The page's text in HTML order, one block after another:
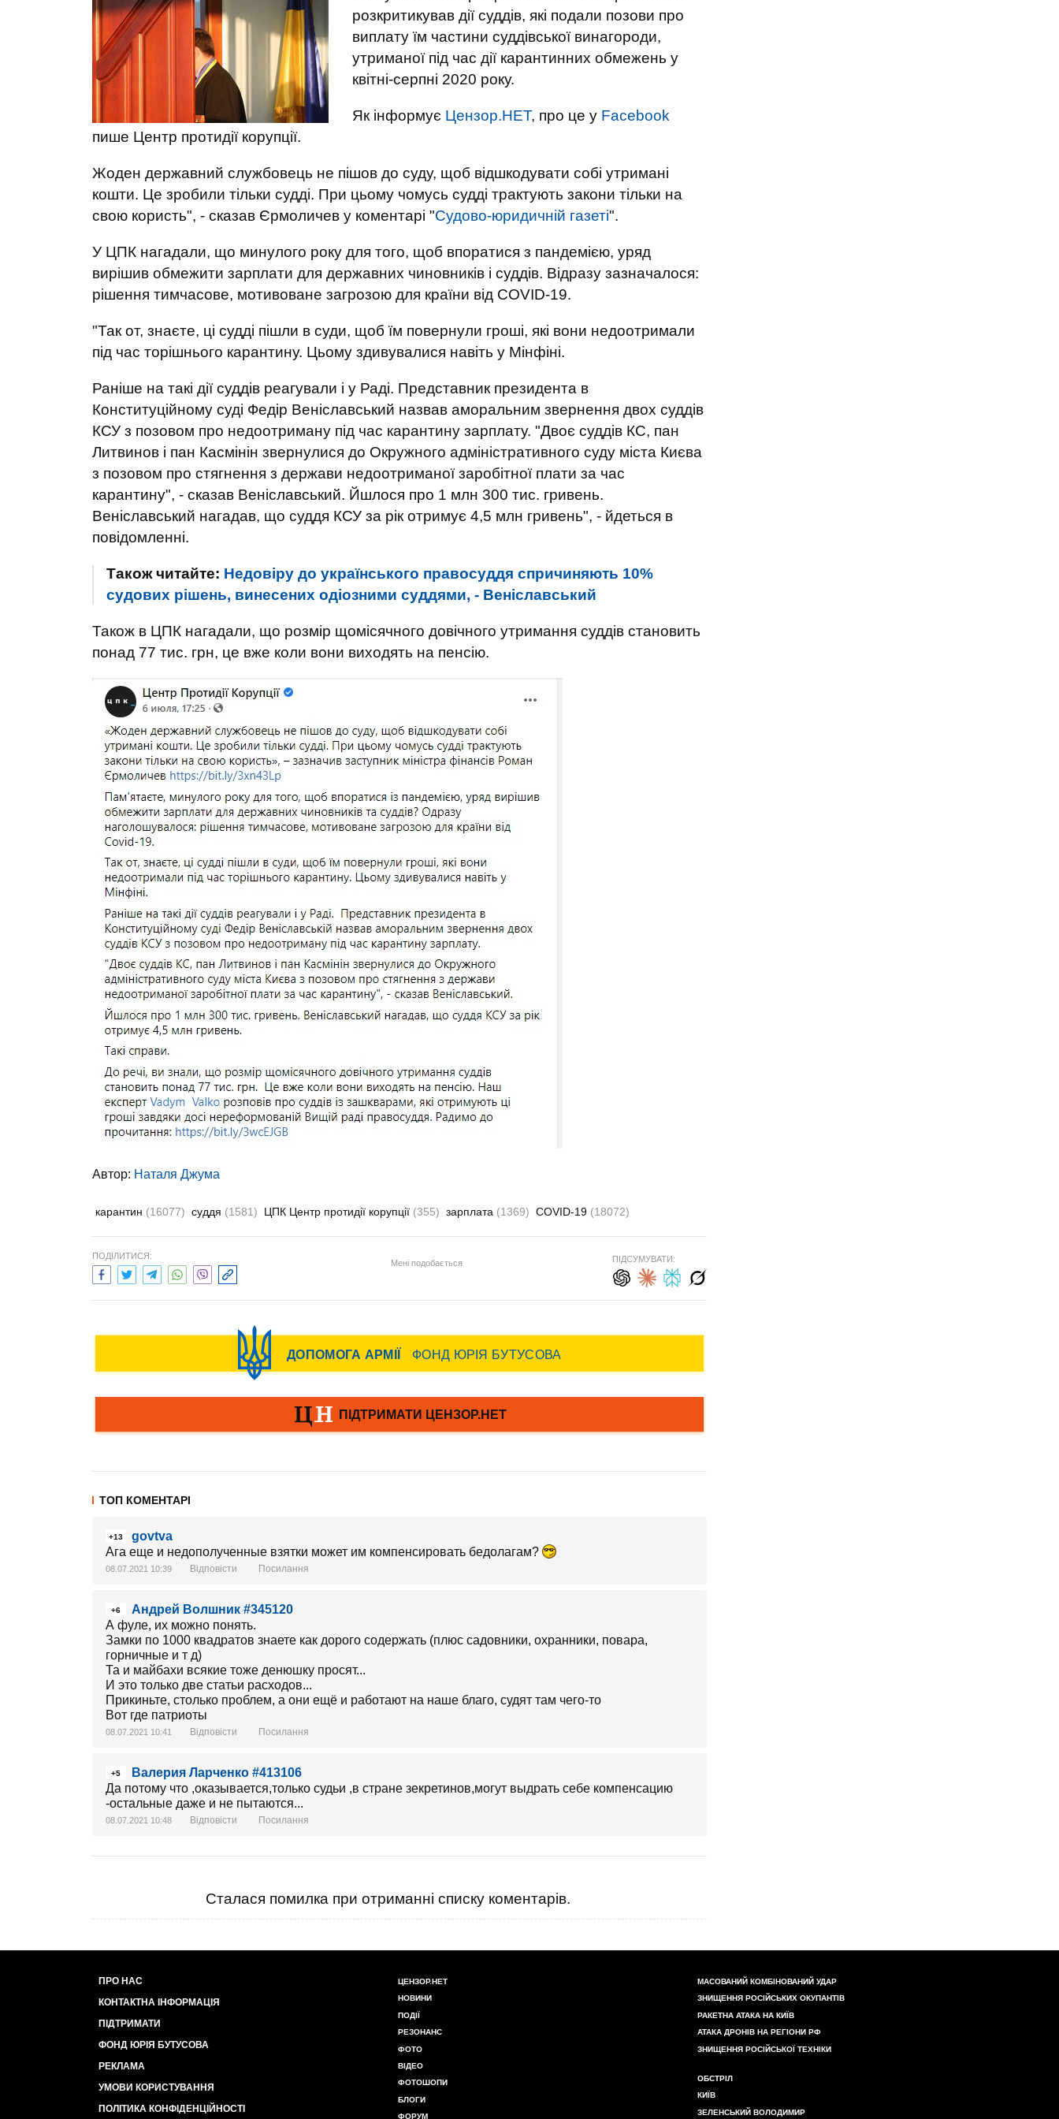
розкритикував дії суддів, які подали позови про
виплату їм частини суддівської винагороди,
утриманої під час дії карантинних обмежень у
квітні-серпні 2020 року.
Як інформує Цензор.НЕТ, про це у Facebook
пише Центр протидії корупції.
Жоден державний службовець не пішов до суду, щоб відшкодувати собі утримані
кошти. Це зробили тільки судді. При цьому чомусь судді трактують закони тільки на
свою користь", - сказав Єрмоличев у коментарі "Судово-юридичній газеті".
У ЦПК нагадали, що минулого року для того, щоб впоратися з пандемією, уряд
вирішив обмежити зарплати для державних чиновників і суддів. Відразу зазначалося:
рішення тимчасове, мотивоване загрозою для країни від COVID-19.
"Так от, знаєте, ці судді пішли в суди, щоб їм повернули гроші, які вони недоотримали
під час торішнього карантину. Цьому здивувалися навіть у Мінфіні.
Раніше на такі дії суддів реагували і у Раді. Представник президента в
Конституційному суді Федір Веніславський назвав аморальним звернення двох суддів
КСУ з позовом про недоотриману під час карантину зарплату. "Двоє суддів КС, пан
Литвинов і пан Касмінін звернулися до Окружного адміністративного суду міста Києва
з позовом про стягнення з держави недоотриманої заробітної плати за час
карантину", - сказав Веніславський. Йшлося про 1 млн 300 тис. гривень.
Веніславський нагадав, що суддя КСУ за рік отримує 4,5 млн гривень", - йдеться в
повідомленні.
Також читайте: Недовіру до українського правосуддя спричиняють 10%
судових рішень, винесених одіозними суддями, - Веніславський
Також в ЦПК нагадали, що розмір щомісячного довічного утримання суддів становить
понад 77 тис. грн, це вже коли вони виходять на пенсію.
Автор: Наталя Джума
карантин (16077) суддя (1581) ЦПК Центр протидії корупції (355) зарплата (1369) COVID-19 (18072)
ПОДІЛИТИСЯ:
Мені подобається ПІДСУМУВАТИ:
ТОП КОМЕНТАРІ
+13
govtva
Ага еще и недополученные взятки может им компенсировать бедолагам?
08.07.2021 10:39 Відповісти Посилання
+6
Андрей Волшник #345120
А фуле, их можно понять.
Замки по 1000 квадратов знаете как дорого содержать (плюс садовники, охранники, повара,
горничные и т д)
Та и майбахи всякие тоже денюшку просят...
И это только две статьи расходов...
Прикиньте, столько проблем, а они ещё и работают на наше благо, судят там чего-то
Вот где патриоты
08.07.2021 10:41 Відповісти Посилання
+5
Валерия Ларченко #413106
Да потому что ,оказывается,только судьи ,в стране зекретинов,могут выдрать себе компенсацию
-остальные даже и не пытаются...
08.07.2021 10:48 Відповісти Посилання
Сталася помилка при отриманні списку коментарів.
ПРО НАС
КОНТАКТНА ІНФОРМАЦІЯ
ПІДТРИМАТИ
ФОНД ЮРІЯ БУТУСОВА
РЕКЛАМА
УМОВИ КОРИСТУВАННЯ
ПОЛІТИКА КОНФІДЕНЦІЙНОСТІ
ЦЕНЗОР.НЕТ
НОВИНИ
ПОДІЇ
РЕЗОНАНС
ФОТО
ВІДЕО
ФОТОШОПИ
БЛОГИ
ФОРУМ
МАСОВАНИЙ КОМБІНОВАНИЙ УДАР
ЗНИЩЕННЯ РОСІЙСЬКИХ ОКУПАНТІВ
РАКЕТНА АТАКА НА КИЇВ
АТАКА ДРОНІВ НА РЕГІОНИ РФ
ЗНИЩЕННЯ РОСІЙСЬКОЇ ТЕХНІКИ
ОБСТРІЛ
КИЇВ
ЗЕЛЕНСЬКИЙ ВОЛОДИМИР